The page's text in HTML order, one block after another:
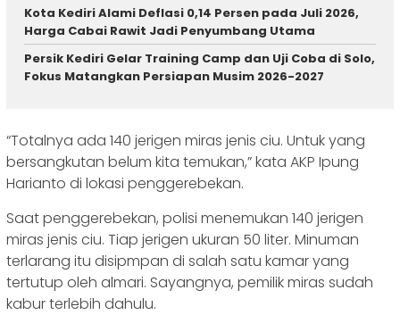
Kota Kediri Alami Deflasi 0,14 Persen pada Juli 2026,
Harga Cabai Rawit Jadi Penyumbang Utama
Persik Kediri Gelar Training Camp dan Uji Coba di Solo,
Fokus Matangkan Persiapan Musim 2026-2027
“Totalnya ada 140 jerigen miras jenis ciu. Untuk yang
bersangkutan belum kita temukan,” kata AKP Ipung
Harianto di lokasi penggerebekan.
Saat penggerebekan, polisi menemukan 140 jerigen
miras jenis ciu. Tiap jerigen ukuran 50 liter. Minuman
terlarang itu disipmpan di salah satu kamar yang
tertutup oleh almari. Sayangnya, pemilik miras sudah
kabur terlebih dahulu.